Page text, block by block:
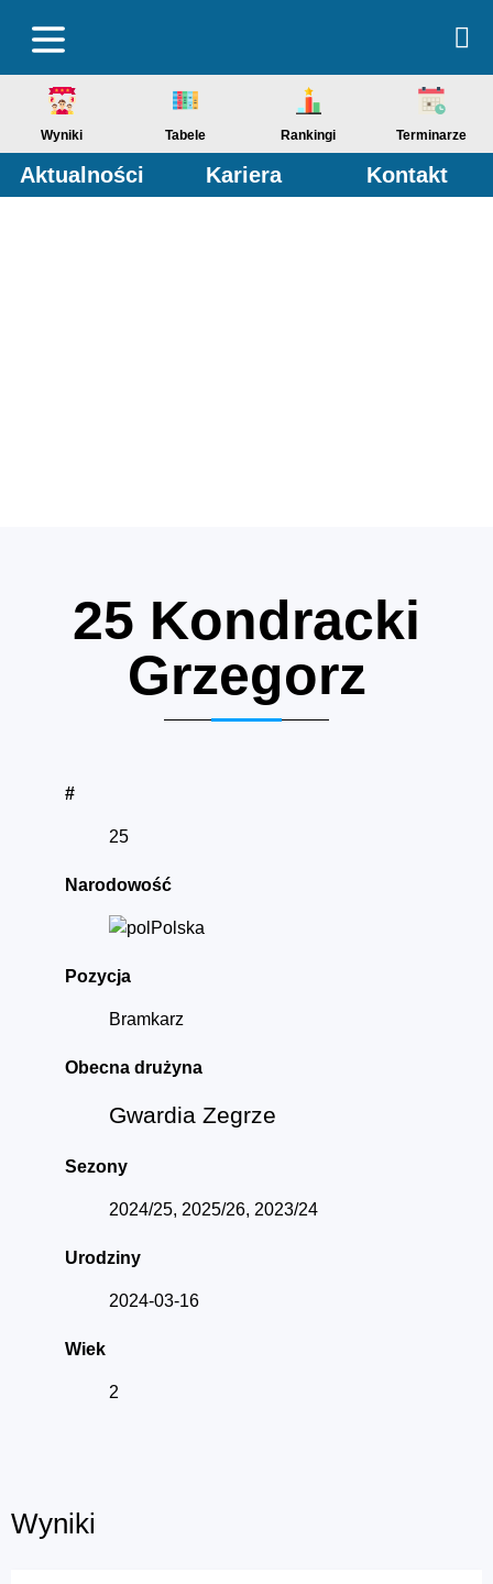
Wyniki Tabele Rankingi Terminarze
Aktualności Kariera Kontakt
25 Kondracki
Grzegorz
#
25
Narodowość
Polska
Pozycja
Bramkarz
Obecna drużyna
Gwardia Zegrze
Sezony
2024/25, 2025/26, 2023/24
Urodziny
2024-03-16
Wiek
2
Wyniki